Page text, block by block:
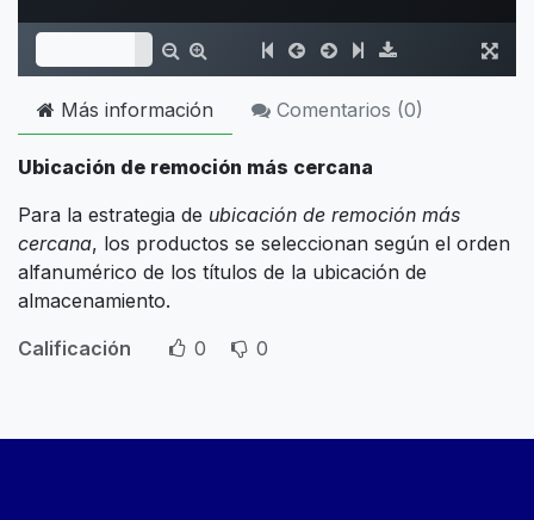
Más información Comentarios (0)
Ubicación de remoción más cercana
Para la estrategia de ubicación de remoción más
cercana, los productos se seleccionan según el orden
alfanumérico de los títulos de la ubicación de
almacenamiento.
Calificación
0 0